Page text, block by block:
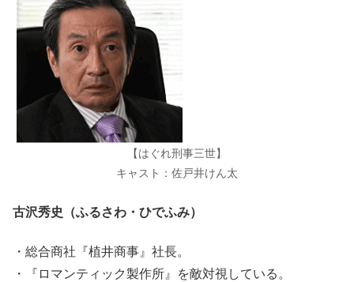
【はぐれ刑事三世】
キャスト：佐戸井けん太
古沢秀史（ふるさわ・ひでふみ）
・総合商社『植井商事』社長。
・『ロマンティック製作所』を敵対視している。